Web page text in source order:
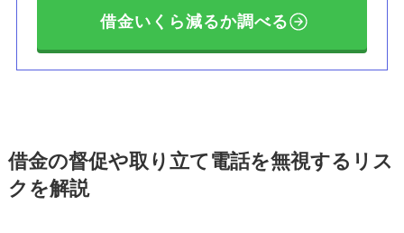
借金いくら減るか調べる
借金の督促や取り立て電話を無視するリス
クを解説